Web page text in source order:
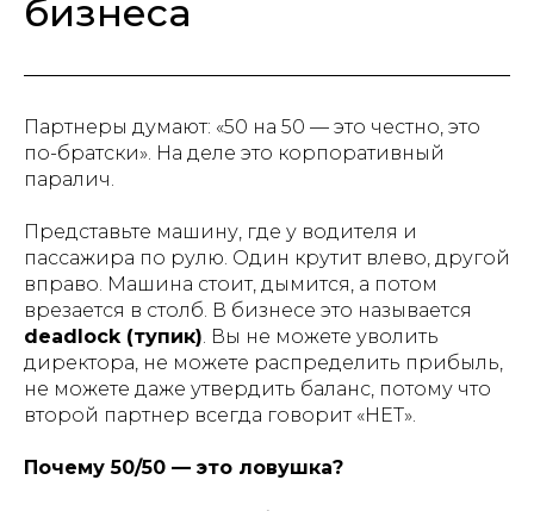
бизнеса
Партнеры думают: «50 на 50 — это честно, это
по-братски». На деле это корпоративный
паралич.
Представьте машину, где у водителя и
пассажира по рулю. Один крутит влево, другой
вправо. Машина стоит, дымится, а потом
врезается в столб. В бизнесе это называется
deadlock (тупик). Вы не можете уволить
директора, не можете распределить прибыль,
не можете даже утвердить баланс, потому что
второй партнер всегда говорит «НЕТ».
Почему 50/50 — это ловушка?